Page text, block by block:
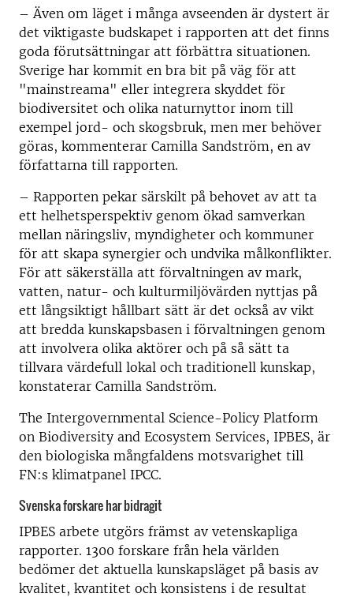
– Även om läget i många avseenden är dystert är
det viktigaste budskapet i rapporten att det finns
goda förutsättningar att förbättra situationen.
Sverige har kommit en bra bit på väg för att
"mainstreama" eller integrera skyddet för
biodiversitet och olika naturnyttor inom till
exempel jord- och skogsbruk, men mer behöver
göras, kommenterar Camilla Sandström, en av
författarna till rapporten.
– Rapporten pekar särskilt på behovet av att ta
ett helhetsperspektiv genom ökad samverkan
mellan näringsliv, myndigheter och kommuner
för att skapa synergier och undvika målkonflikter.
För att säkerställa att förvaltningen av mark,
vatten, natur- och kulturmiljövärden nyttjas på
ett långsiktigt hållbart sätt är det också av vikt
att bredda kunskapsbasen i förvaltningen genom
att involvera olika aktörer och på så sätt ta
tillvara värdefull lokal och traditionell kunskap,
konstaterar Camilla Sandström.
The Intergovernmental Science-Policy Platform
on Biodiversity and Ecosystem Services, IPBES, är
den biologiska mångfaldens motsvarighet till
FN:s klimatpanel IPCC.
Svenska forskare har bidragit
IPBES arbete utgörs främst av vetenskapliga
rapporter. 1300 forskare från hela världen
bedömer det aktuella kunskapsläget på basis av
kvalitet, kvantitet och konsistens i de resultat